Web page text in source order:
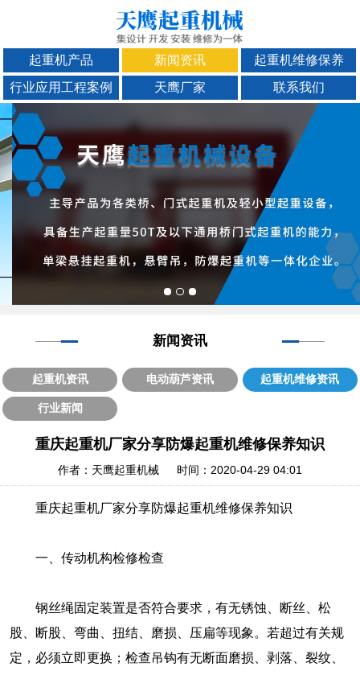
起重机产品 新闻资讯 起重机维修保养
行业应用工程案例 天鹰厂家 联系我们
新闻资讯
起重机资讯 电动葫芦资讯 起重机维修资讯
行业新闻
重庆起重机厂家分享防爆起重机维修保养知识
作者：天鹰起重机械 时间：2020-04-29 04:01
重庆起重机厂家分享防爆起重机维修保养知识
一、传动机构检修检查
钢丝绳固定装置是否符合要求，有无锈蚀、断丝、松
股、断股、弯曲、扭结、磨损、压扁等现象。若超过有关规
定，必须立即更换；检查吊钩有无断面磨损、剥落、裂纹、